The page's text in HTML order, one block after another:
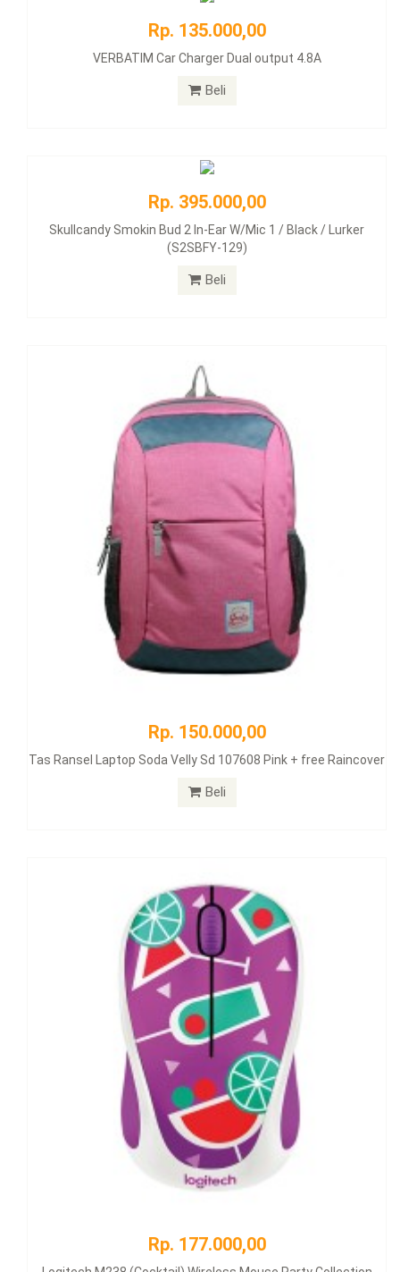
Rp. 135.000,00
VERBATIM Car Charger Dual output 4.8A
Beli
Rp. 395.000,00
Skullcandy Smokin Bud 2 In-Ear W/Mic 1 / Black / Lurker
(S2SBFY-129)
Beli
Rp. 150.000,00
Tas Ransel Laptop Soda Velly Sd 107608 Pink + free Raincover
Beli
Rp. 177.000,00